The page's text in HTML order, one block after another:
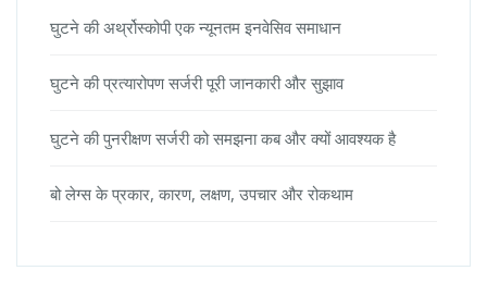
घुटने की अर्थ्रोस्कोपी एक न्यूनतम इनवेसिव समाधान
घुटने की प्रत्यारोपण सर्जरी पूरी जानकारी और सुझाव
घुटने की पुनरीक्षण सर्जरी को समझना कब और क्यों आवश्यक है
बो लेग्स के प्रकार, कारण, लक्षण, उपचार और रोकथाम